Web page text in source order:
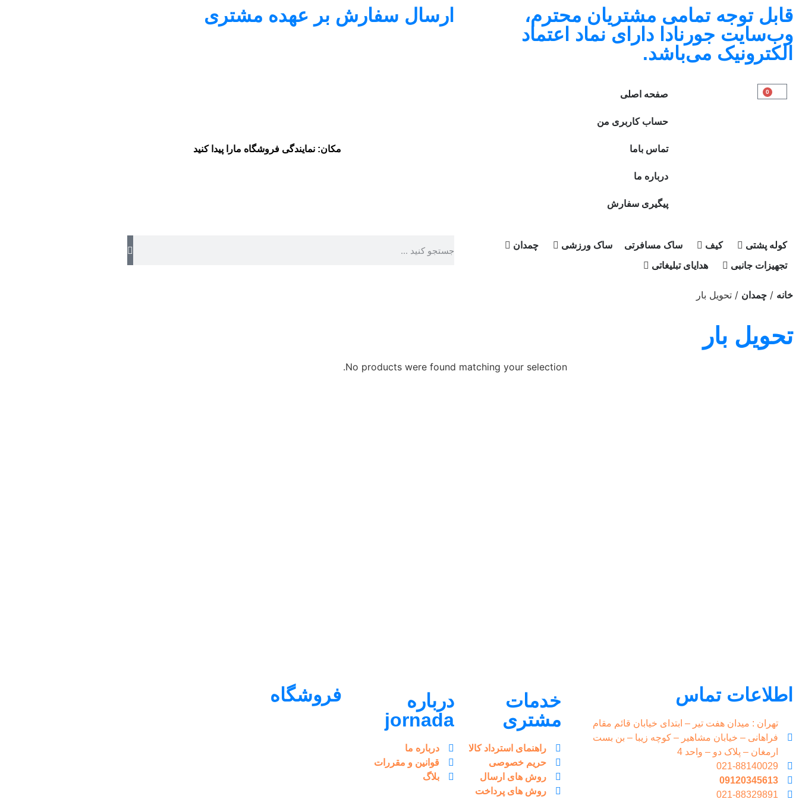
قابل توجه تمامی مشتریان محترم،
وب‌سایت جورنادا دارای نماد اعتماد
الکترونیک می‌باشد.
ارسال سفارش بر عهده مشتری
0 صفحه اصلی
حساب کاربری من
تماس باما
درباره ما
پیگیری سفارش
مکان: نمایندگی فروشگاه مارا پیدا کنید
کوله پشتی کیف ساک مسافرتی ساک ورزشی
چمدان
تجهیزات جانبی
هدایای تبلیغاتی
خانه / چمدان / تحویل بار
تحویل بار
No products were found matching your selection.
اطلاعات تماس
تهران : میدان هفت تیر – ابتدای خیابان قائم مقام
فراهانی – خیابان مشاهیر – کوچه زیبا – بن بست
ارمغان – پلاک دو – واحد 4
021-88140029
09120345613
021-88329891
خدمات
مشتری
راهنمای استرداد کالا
حریم خصوصی
روش های ارسال
روش های پرداخت
درباره
jornada
درباره ما
قوانین و مقررات
بلاگ
فروشگاه